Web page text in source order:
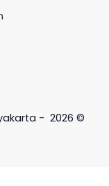
- 2026 ©